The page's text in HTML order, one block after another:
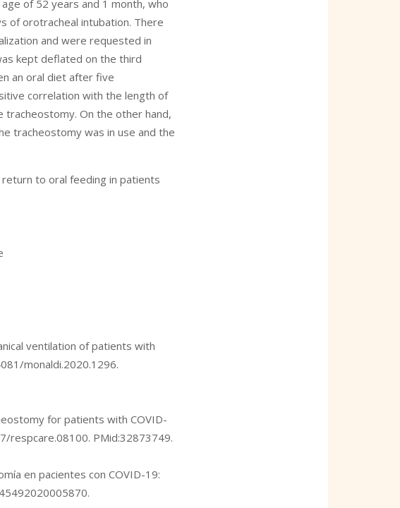
of 52 years and 1 month, who
of orotracheal intubation. There
and were requested in
kept deflated on the third
an oral diet after five
correlation with the length of
On the other hand,
tracheostomy was in use and the
to oral feeding in patients
ventilation of patients with
monaldi.2020.1296.
for patients with COVID-
respcare.08100. PMid:32873749.
en pacientes con COVID-19:
.